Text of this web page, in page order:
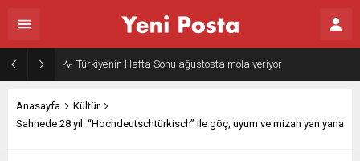
Türkiye’nin Hafta Sonu ağustosta mola veriyor
Anasayfa
Kültür
Sahnede 28 yıl: “Hochdeutschtürkisch” ile göç, uyum ve mizah yan yana